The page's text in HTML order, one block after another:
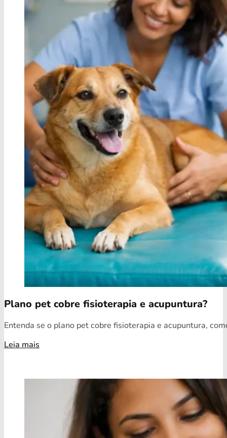
Plano pet cobre fisioterapia e acupuntura?
Entenda se o plano pet cobre fisioterapia e acupuntura,
Leia mais